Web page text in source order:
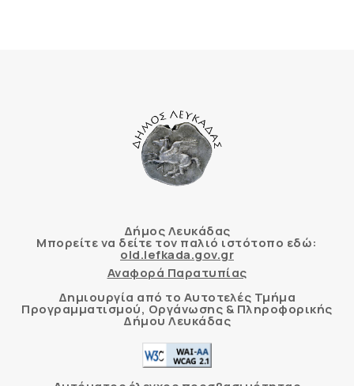
Δήμος Λευκάδας
Μπορείτε να δείτε τον παλιό ιστότοπο εδώ:
old.lefkada.gov.gr
Αναφορά Παρατυπίας
Δημιουργία από το Αυτοτελές Τμήμα
Προγραμματισμού, Οργάνωσης & Πληροφορικής
Δήμου Λευκάδας